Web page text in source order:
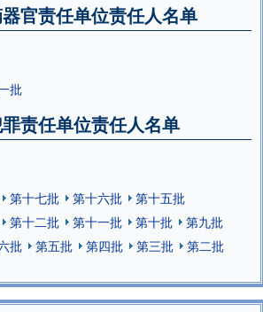
官责任单位责任人名单
批
责任单位责任人名单
第十七批 第十六批
第十五批
第十二批 第十一批 第十批
第九批
批 第五批 第四批 第三批
第二批